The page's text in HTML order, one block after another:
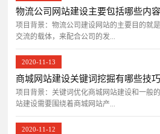
物流公司网站建设主要包括哪些内
项目背景：物流公司建设网站的主要目的就
交流的载体，来配合公司的发...
2020-11-13
商城网站建设关键词挖掘有哪些技巧
项目背景：关键词优化商城网站建设和一般
站建设需要围绕着商城网站产...
2020-11-12